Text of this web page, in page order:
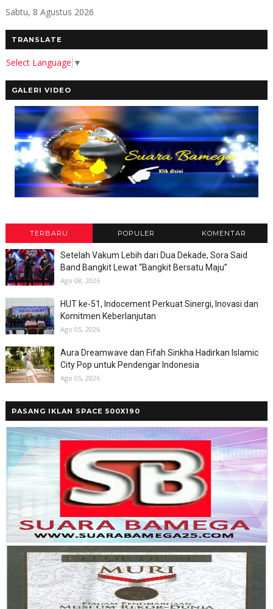
Sabtu, 8 Agustus 2026
TRANSLATE
Select Language ▼
GALERI VIDEO
TERBARU POPULER KOMENTAR
Setelah Vakum Lebih dari Dua Dekade, Sora Said
Band Bangkit Lewat “Bangkit Bersatu Maju”
Ago 08, 2026
HUT ke-51, Indocement Perkuat Sinergi, Inovasi dan
Komitmen Keberlanjutan
Ago 05, 2026
Aura Dreamwave dan Fifah Sinkha Hadirkan Islamic
City Pop untuk Pendengar Indonesia
Ago 05, 2026
PASANG IKLAN SPACE 500X190